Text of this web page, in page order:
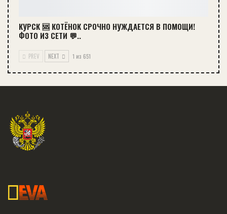
КУРСК 🆘 КОТЁНОК СРОЧНО НУЖДАЕТСЯ В ПОМОЩИ!
ФОТО ИЗ СЕТИ 💬..
PREV NEXT 1 из 651